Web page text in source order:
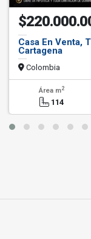
Casa En Venta,
Cartagena
Colombia
Área m2
114